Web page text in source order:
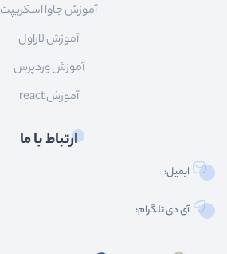
آموزش جاوا اسکریپت
آموزش لاراول
آموزش وردپرس
آموزش react
ارتباط با ما
ایمیل:
آی دی تلگرام: